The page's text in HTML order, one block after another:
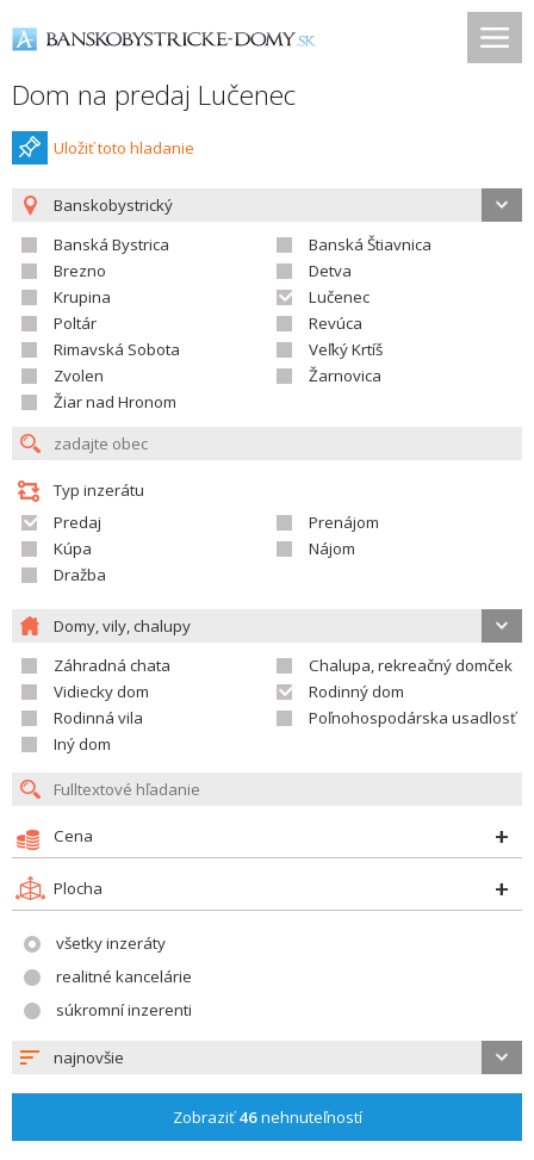
Dom na predaj Lučenec
Uložiť toto hladanie
Banskobystrický
Banská Bystrica
Banská Štiavnica
Brezno
Detva
Krupina
Lučenec
Poltár
Revúca
Rimavská Sobota
Veľký Krtíš
Zvolen
Žarnovica
Žiar nad Hronom
Typ inzerátu
Predaj
Prenájom
Kúpa
Nájom
Dražba
Domy, vily, chalupy
Záhradná chata
Chalupa, rekreačný domček
Vidiecky dom
Rodinný dom
Rodinná vila
Poľnohospodárska usadlosť
Iný dom
Cena
Plocha
všetky inzeráty
realitné kancelárie
súkromní inzerenti
najnovšie
Zobraziť46nehnuteľností